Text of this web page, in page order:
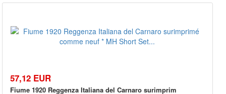
57,12 EUR
Fiume 1920 Reggenza Italiana del Carnaro surimprim